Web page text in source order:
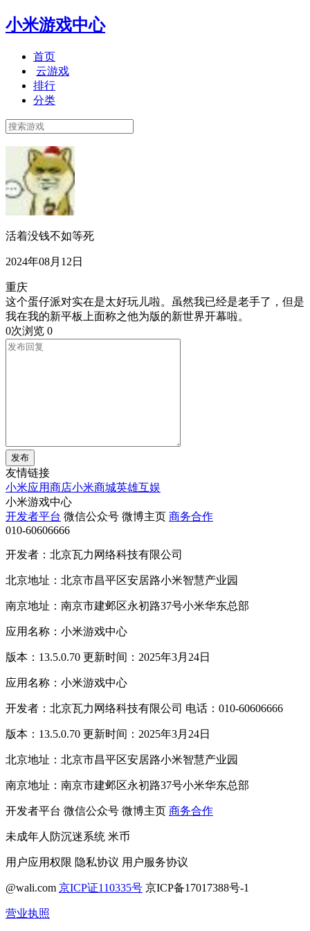
小米游戏中心
首页
云游戏
排行
分类
活着没钱不如等死
2024年08月12日
重庆
这个蛋仔派对实在是太好玩儿啦。虽然我已经是老手了，但是
我在我的新平板上面称之他为版的新世界开幕啦。
0次浏览 0
发布
友情链接
小米应用商店小米商城英雄互娱
小米游戏中心
开发者平台 微信公众号 微博主页 商务合作
010-60606666
开发者：北京瓦力网络科技有限公司
北京地址：北京市昌平区安居路小米智慧产业园
南京地址：南京市建邺区永初路37号小米华东总部
应用名称：小米游戏中心
版本：13.5.0.70 更新时间：2025年3月24日
应用名称：小米游戏中心
开发者：北京瓦力网络科技有限公司 电话：010-60606666
版本：13.5.0.70 更新时间：2025年3月24日
北京地址：北京市昌平区安居路小米智慧产业园
南京地址：南京市建邺区永初路37号小米华东总部
开发者平台 微信公众号 微博主页 商务合作
未成年人防沉迷系统 米币
用户应用权限 隐私协议 用户服务协议
@wali.com 京ICP证110335号 京ICP备17017388号-1
营业执照